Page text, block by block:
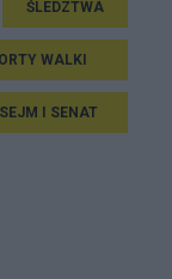
ŚLEDZTWA
WALKI
SEJM I SENAT